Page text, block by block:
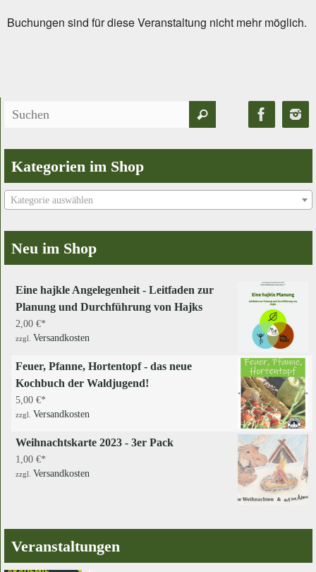
Buchungen sind für diese Veranstaltung nicht mehr möglich.
Suchen
Kategorien im Shop
Kategorie auswählen
Neu im Shop
Eine hajkle Angelegenheit - Leitfaden zur
Planung und Durchführung von Hajks
2,00 €
zzgl. Versandkosten
Feuer, Pfanne, Hortentopf - das neue
Kochbuch der Waldjugend!
5,00 €
zzgl. Versandkosten
Weihnachtskarte 2023 - 3er Pack
1,00 €
zzgl. Versandkosten
Veranstaltungen